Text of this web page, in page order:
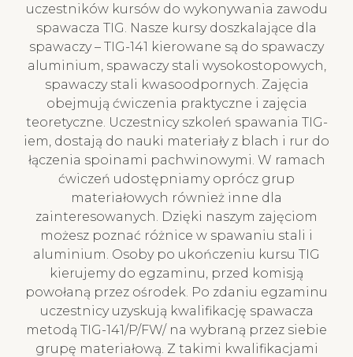
uczestników kursów do wykonywania zawodu
spawacza TIG. Nasze kursy doszkalające dla
spawaczy – TIG-141 kierowane są do spawaczy
aluminium, spawaczy stali wysokostopowych,
spawaczy stali kwasoodpornych. Zajęcia
obejmują ćwiczenia praktyczne i zajęcia
teoretyczne. Uczestnicy szkoleń spawania TIG-
iem, dostają do nauki materiały z blach i rur do
łączenia spoinami pachwinowymi. W ramach
ćwiczeń udostępniamy oprócz grup
materiałowych również inne dla
zainteresowanych. Dzięki naszym zajęciom
możesz poznać różnice w spawaniu stali i
aluminium. Osoby po ukończeniu kursu TIG
kierujemy do egzaminu, przed komisją
powołaną przez ośrodek. Po zdaniu egzaminu
uczestnicy uzyskują kwalifikację spawacza
metodą TIG-141/P/FW/ na wybraną przez siebie
grupę materiałową. Z takimi kwalifikacjami